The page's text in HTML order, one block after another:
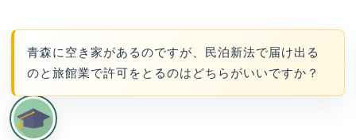
青森に空き家があるのですが、民泊新法で届け出る
のと旅館業で許可をとるのはどちらがいいですか？